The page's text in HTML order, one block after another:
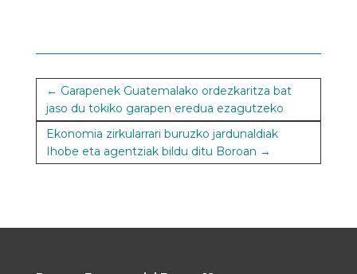
← Garapenek Guatemalako ordezkaritza bat
jaso du tokiko garapen eredua ezagutzeko
Ekonomia zirkularrari buruzko jardunaldiak
Ihobe eta agentziak bildu ditu Boroan →